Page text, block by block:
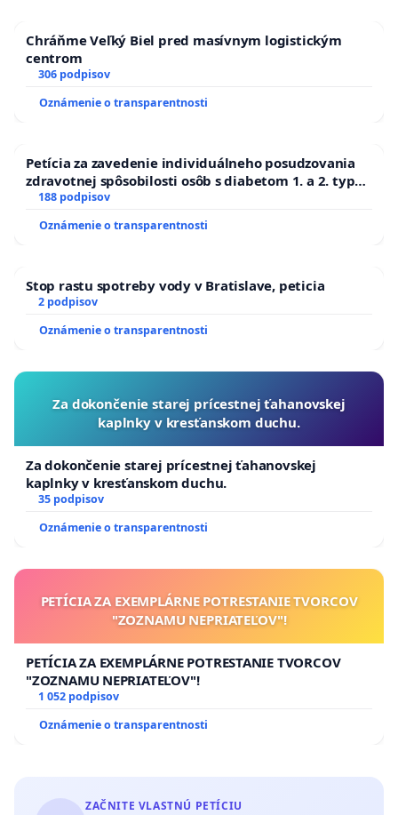
Chráňme Veľký Biel pred masívnym logistickým
centrom
306 podpisov
Oznámenie o transparentnosti
Petícia za zavedenie individuálneho posudzovania
zdravotnej spôsobilosti osôb s diabetom 1. a 2. typu
pri prijímaní do Policajného zboru SR
188 podpisov
Oznámenie o transparentnosti
Stop rastu spotreby vody v Bratislave, peticia
2 podpisov
Oznámenie o transparentnosti
Za dokončenie starej prícestnej ťahanovskej
kaplnky v kresťanskom duchu.
Za dokončenie starej prícestnej ťahanovskej
kaplnky v kresťanskom duchu.
35 podpisov
Oznámenie o transparentnosti
PETÍCIA ZA EXEMPLÁRNE POTRESTANIE TVORCOV
"ZOZNAMU NEPRIATEĽOV"!
PETÍCIA ZA EXEMPLÁRNE POTRESTANIE TVORCOV
"ZOZNAMU NEPRIATEĽOV"!
1 052 podpisov
Oznámenie o transparentnosti
ZAČNITE VLASTNÚ PETÍCIU